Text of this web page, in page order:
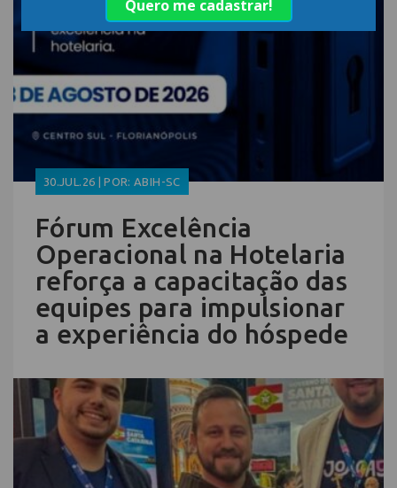
30.JUL.26 | POR: ABIH-SC
Fórum Excelência
Operacional na Hotelaria
reforça a capacitação das
equipes para impulsionar
a experiência do hóspede